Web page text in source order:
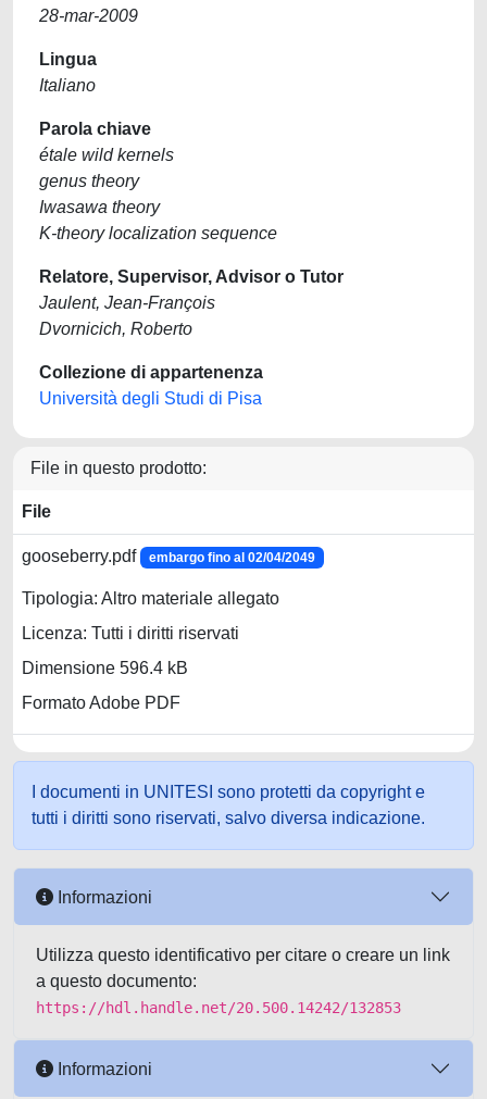
28-mar-2009
Lingua
Italiano
Parola chiave
étale wild kernels
genus theory
Iwasawa theory
K-theory localization sequence
Relatore, Supervisor, Advisor o Tutor
Jaulent, Jean-François
Dvornicich, Roberto
Collezione di appartenenza
Università degli Studi di Pisa
File in questo prodotto:
File
gooseberry.pdf embargo fino al 02/04/2049
Tipologia: Altro materiale allegato
Licenza: Tutti i diritti riservati
Dimensione 596.4 kB
Formato Adobe PDF
I documenti in UNITESI sono protetti da copyright e
tutti i diritti sono riservati, salvo diversa indicazione.
Informazioni
Utilizza questo identificativo per citare o creare un link
a questo documento:
https://hdl.handle.net/20.500.14242/132853
Informazioni